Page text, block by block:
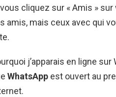
cliquez sur « Amis »
amis, mais ceux avec qui
j’apparais en ligne
WhatsApp est ouvert au